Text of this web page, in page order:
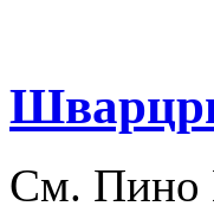
См. Пино